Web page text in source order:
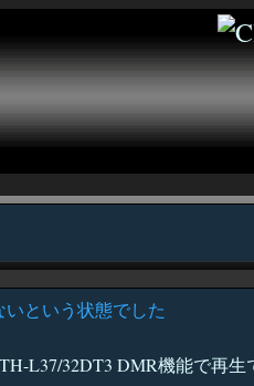
という状態でした
L37/32DT3 DMR機能で再